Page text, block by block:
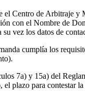
el Centro de Arbitraje
con el Nombre de
su vez los datos de
cumplía los
7a) y 15a) del
el plazo para contestar